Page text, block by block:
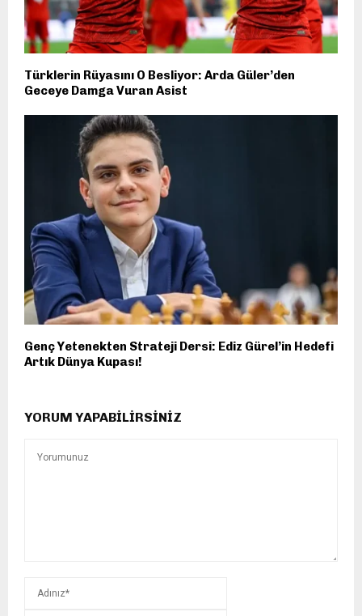
Türklerin Rüyasını O Besliyor: Arda Güler’den
Geceye Damga Vuran Asist
Genç Yetenekten Strateji Dersi: Ediz Gürel’in Hedefi
Artık Dünya Kupası!
YORUM YAPABILIRSINIZ